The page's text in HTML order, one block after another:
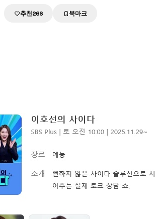
추천266 북마크